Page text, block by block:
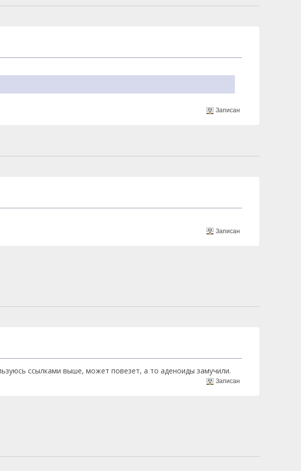
Записан
Записан
ссылками выше, может повезет, а то аденоиды замучили.
Записан